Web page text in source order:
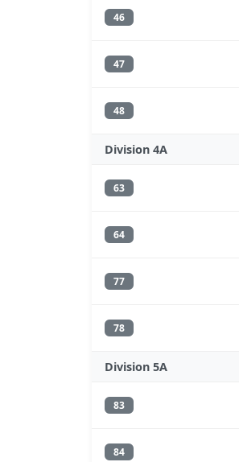
46
47
48
Division 4A
63
64
77
78
Division 5A
83
84